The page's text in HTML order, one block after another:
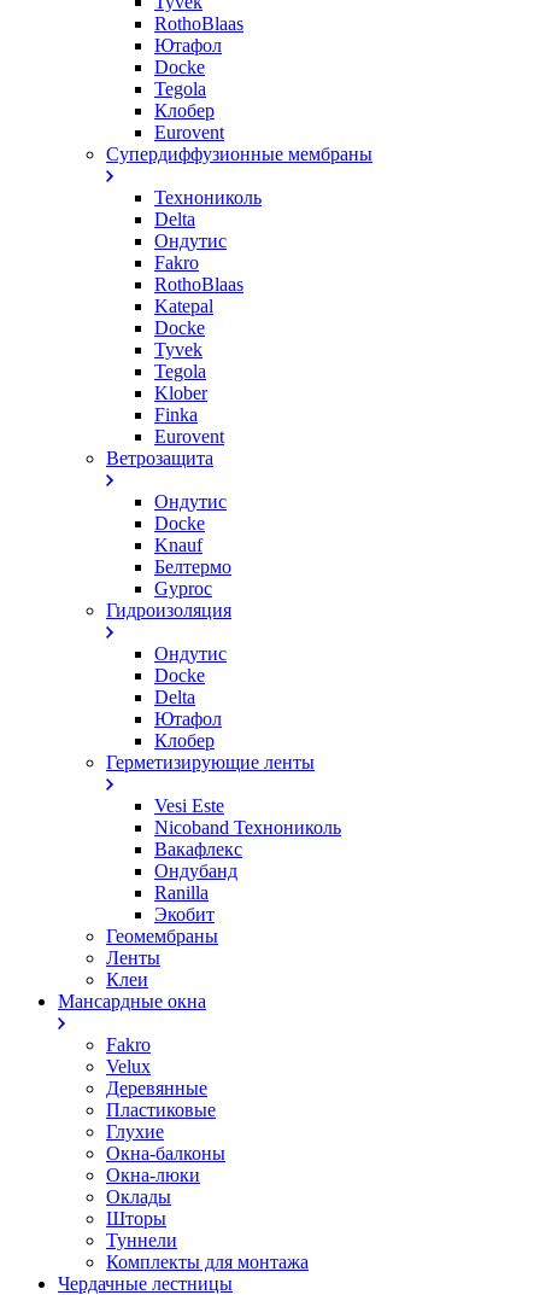
RothoBlaas
Ютафол
Docke
Tegola
Клобер
Eurovent
Супердиффузионные мембраны
Технониколь
Delta
Ондутис
Fakro
RothoBlaas
Katepal
Docke
Tyvek
Tegola
Klober
Finka
Eurovent
Ветрозащита
Ондутис
Docke
Knauf
Белтермо
Gyproc
Гидроизоляция
Ондутис
Docke
Delta
Ютафол
Клобер
Герметизирующие ленты
Vesi Este
Nicoband Технониколь
Вакафлекс
Ондубанд
Ranilla
Экобит
Геомембраны
Ленты
Клеи
Мансардные окна
Fakro
Velux
Деревянные
Пластиковые
Глухие
Окна-балконы
Окна-люки
Оклады
Шторы
Туннели
Комплекты для монтажа
Чердачные лестницы